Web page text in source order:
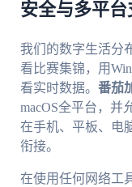
安全与多平
我们的数字生活分
看比赛集锦，用
看实时数据。 番茄
macOS全平台，并
在手机、平板、电
衔接。
在使用任何网络工